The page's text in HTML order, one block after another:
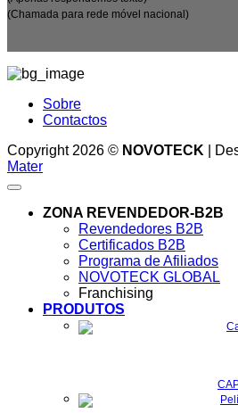
(Chamada para rede móvel nacional)
Sobre
Contactos
Copyright 2026 © NOVOTECK |
Mater
ZONA REVENDEDOR-B2B
Revendedores B2B
Certificados B2B
Programa de Afiliados
NOVOTECK GLOBAL
Franchising
PRODUTOS